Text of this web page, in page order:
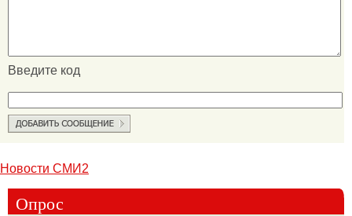
Введите код
Новости СМИ2
Опрос